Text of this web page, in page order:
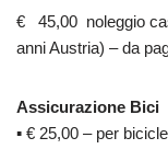
€ 45,00 noleggio
anni Austria) – da
Assicurazione Bici
▪ € 25,00 – per